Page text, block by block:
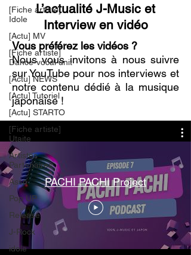
[Fiche artiste]
Idole
[Actu] MV
[Fiche artiste]
Dance-vocal unit
[Actu] NEWS
[Actu] Tutoriel
[Actu] STARTO
[Fiche artiste]
Utaite
Artistes
Partenaires
Asso
Pop UP
Release
J-Rock
idole
L’actualité J-Music et
Interview en vidéo
Vous préférez les vidéos ?
Nous vous invitons à nous suivre
sur YouTube pour nos interviews et
notre contenu dédié à la musique
japonaise !
PACHI PACHI Project